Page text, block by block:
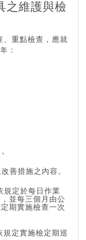
之維護與檢
、重點檢查，應就
：
善措施之內容。
規定於每日作業
並每三個月由公
期實施檢查一次
規定實施檢定期巡